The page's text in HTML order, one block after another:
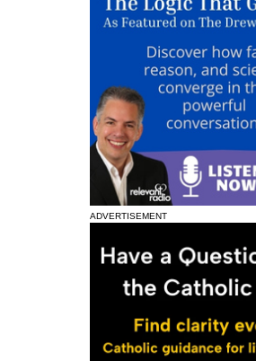
ADVERTISEMENT